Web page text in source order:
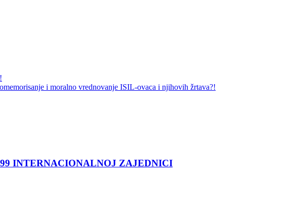
i moralno vrednovanje ISIL-ovaca i njihovih žrtava?!
INTERNACIONALNOJ ZAJEDNICI